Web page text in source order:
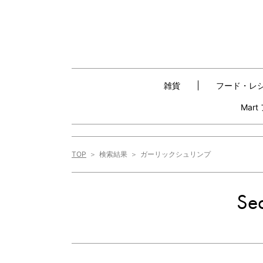
雑貨 フード・レ
Mart
TOP 検索結果 ガーリックシュリンプ